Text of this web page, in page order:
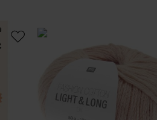
Fashion Cotton Light & Long dk